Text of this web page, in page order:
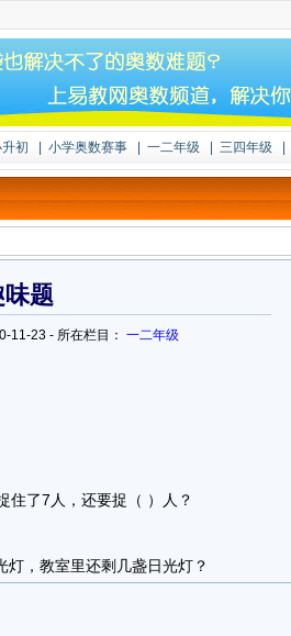
初 小学奥数赛事 一二年级 三四年级
题
11-23 - 所在栏目： 一二年级
了7人，还要捉（ ）人？
，教室里还剩几盏日光灯？